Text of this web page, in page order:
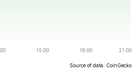
Source of data: CoinGecko